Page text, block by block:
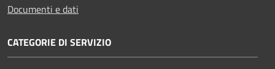
Documenti e dati
CATEGORIE DI SERVIZIO